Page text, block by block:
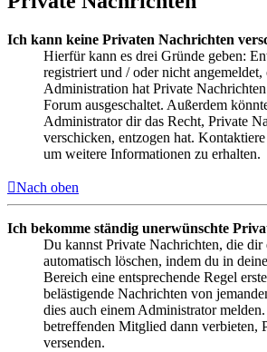
Ich kann keine Privaten Nachrichten
Hierfür kann es drei Gründe geben:
registriert und / oder nicht
Administration hat Private
Forum ausgeschaltet. Außerdem
Administrator dir das Recht, Private
verschicken, entzogen hat.
um weitere Informationen zu erhalten.
Nach oben
Ich bekomme ständig unerwünschte
Du kannst Private Nachrichten, die dir
automatisch löschen, indem du in
Bereich eine entsprechende Regel
belästigende Nachrichten von
dies auch einem Administrator
betreffenden Mitglied dann verbieten,
versenden.